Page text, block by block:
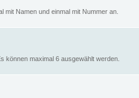
mit Namen und einmal mit Nummer an.
können maximal 6 ausgewählt werden.